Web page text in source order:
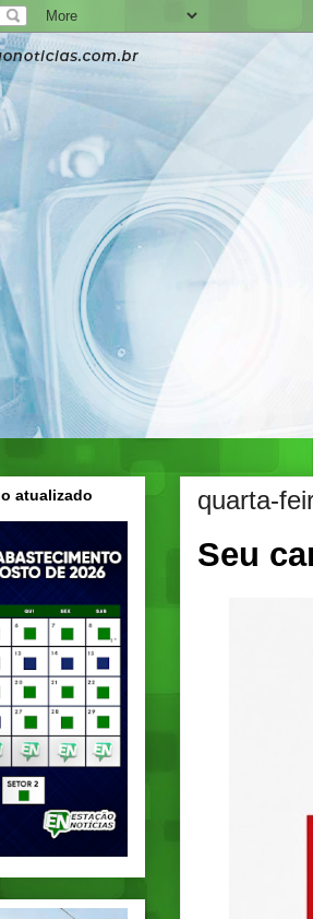
quarta-
Seu
atualizado